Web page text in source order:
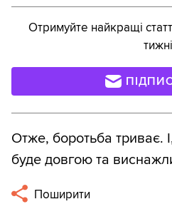
Отримуйте найкращі
Отже, боротьба триває.
буде довгою та
Поширити